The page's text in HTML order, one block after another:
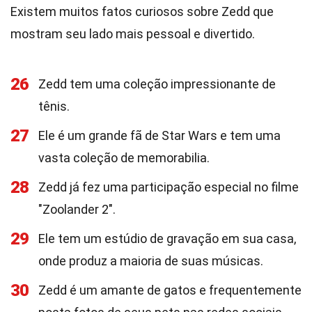
Existem muitos fatos curiosos sobre Zedd que
mostram seu lado mais pessoal e divertido.
26
Zedd tem uma coleção impressionante de
tênis.
27
Ele é um grande fã de Star Wars e tem uma
vasta coleção de memorabilia.
28
Zedd já fez uma participação especial no filme
"Zoolander 2".
29
Ele tem um estúdio de gravação em sua casa,
onde produz a maioria de suas músicas.
30
Zedd é um amante de gatos e frequentemente